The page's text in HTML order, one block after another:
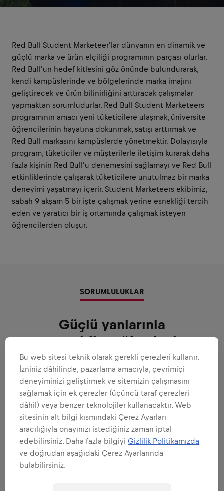
Red Bull Student Marketeer'lar dünyanın en dinamik ve
güçlü marka ve ürün elçiliği programının parçası olurlar.
Red Bull'un hedef kitlesini göz önünde bulundurarak,
kendi kampüslerinde ve bölgelerinde marka imajını
geliştirecek ve ürün bilinirliğini arttıracak çalışmalar
yapmaktan sorumludurlar. Red Bull Student Marketeers
programının amacı yeni tüketicilere ulaşmak, üniversite
öğrencilerinin hayatına dokunmak, satışı arttırmak ve
Red Bull markasını kampüslerde yönetmektir. Dolayısıyla
program, tüketiciler ve müşterilerle iletişim kurarak daha
fazla kişinin Red Bull'u denemesini sağlamayı ve Red Bull
etkinliklerinde çalışarak tüketicilere unutulmaz bir marka
deneyimi yaşatmayı içerir. Student Marketeers ekibimiz,
sabah 9 akşam 5 bir işte çalışmak yerine esnekliği tercih
eden ve yaratıcı bir iş ortamında çalışmak isteyen
öğrencilerden oluşur.
SORUMLULUKLAR
Güçlü yanlarınla
oynayabileceğin alanlar
Sana güvenebileceğimiz tüm sorumluluklar
Hepsini genişlet
MARKA VE ÜRÜNÜN ELÇİSİ OLMAK
SATIŞTA UZMANLAŞMAK
Bu web sitesi teknik olarak gerekli çerezleri kullanır.
İzniniz dâhilinde, pazarlama amacıyla, çevrimiçi
deneyiminizi geliştirmek ve sitemizin çalışmasını
sağlamak için ek çerezler (üçüncü taraf çerezleri
dâhil) veya benzer teknolojiler kullanacaktır. Web
sitesinin alt bilgi kısmındaki Çerez Ayarları
aracılığıyla onayınızı istediğiniz zaman iptal
edebilirsiniz. Daha fazla bilgiyi Gizlilik Politikamızda
ve doğrudan aşağıdaki Çerez Ayarlarında
bulabilirsiniz.